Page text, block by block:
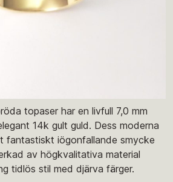
topaser har en livfull 7,0 mm
14k gult guld. Dess moderna
fantastiskt iögonfallande smycke
av högkvalitativa material
tidlös stil med djärva färger.